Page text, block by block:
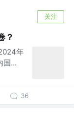
关注
？
年
国...
36